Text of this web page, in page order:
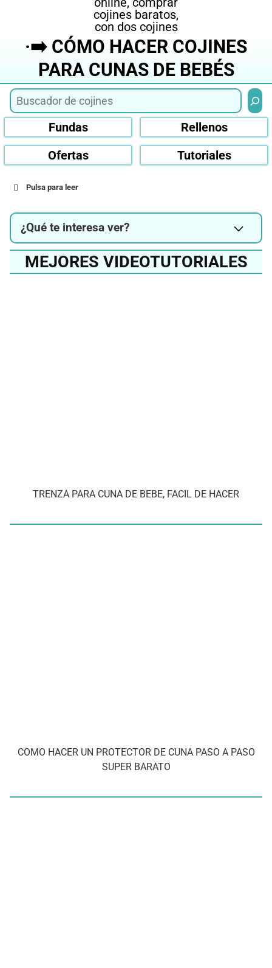
·➡️ CÓMO HACER COJINES
PARA CUNAS DE BEBÉS
Fundas
Rellenos
Ofertas
Tutoriales
Pulsa para leer
¿Qué te interesa ver?
MEJORES VIDEOTUTORIALES
TRENZA PARA CUNA DE BEBE, FACIL DE HACER
COMO HACER UN PROTECTOR DE CUNA PASO A PASO
SUPER BARATO